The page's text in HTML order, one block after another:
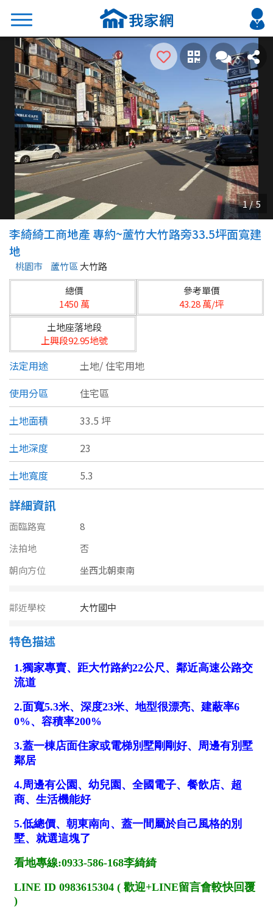
搜尋
熱門關鍵字
2026 台北降價好屋限量釋出
2026 新北降價好屋限量釋出
2026 台中降價好屋限量釋出
2026 台南降價好屋限量釋出
2026 高雄降價好屋限量釋出
縣市
台北市
基隆市
新北市
宜蘭縣
桃園市
新竹市
新竹縣
苗栗縣
台中市
彰化縣
南投縣
雲林縣
嘉義市
澎湖縣
屏東縣
花蓮縣
金門連江
區域
類型(可複選)
不拘 公寓 電梯大樓 套房
別墅 透天厝 樓中樓 華廈
農舍 辦公 店面 工廠
樓層
不拘
地下室
1樓 2樓
5~10樓 11~20樓
李綺綺工商地產 專約~蘆竹大竹路旁33.5坪面寬建
地
桃園市 蘆竹區 大竹路
總價
1450 萬
參考單價
43.28 萬/坪
土地座落地段
上興段92.95地號
法定用途 土地/住宅用地
使用分區
住宅區
土地面積
33.5 坪
土地深度
23
土地寬度
5.3
詳細資訊
面臨路寬
8
法拍地
否
朝向方位
坐西北朝東南
鄰近學校 大竹國中
特色描述